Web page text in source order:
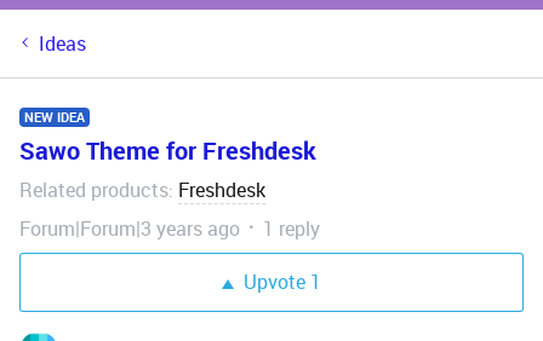
Ideas
NEW IDEA
Sawo Theme for Freshdesk
Related products: Freshdesk
Forum|Forum|3 years ago
1 reply
Upvote 1